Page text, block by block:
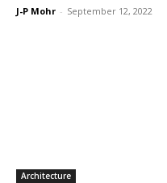
J-P Mohr - September 12, 2022
Architecture